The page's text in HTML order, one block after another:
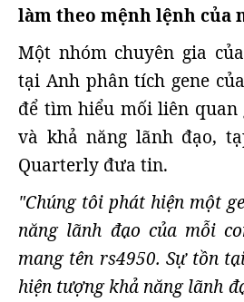
làm theo mệnh lệnh của
Một nhóm chuyên gia
tại Anh phân tích gene
để tìm hiểu mối liên quan
và khả năng lãnh đạo,
Quarterly đưa tin.
"Chúng tôi phát hiện một
năng lãnh đạo của mỗi
mang tên rs4950. Sự tồn
hiện tượng khả năng lãnh